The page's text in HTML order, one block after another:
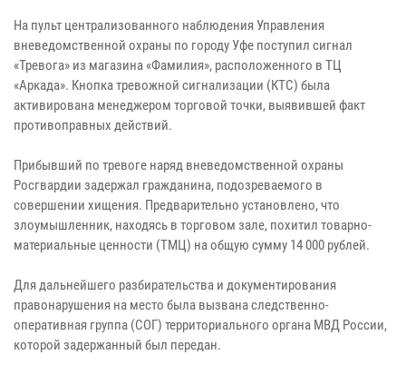
На пульт централизованного наблюдения Управления
вневедомственной охраны по городу Уфе поступил сигнал
«Тревога» из магазина «Фамилия», расположенного в ТЦ
«Аркада». Кнопка тревожной сигнализации (КТС) была
активирована менеджером торговой точки, выявившей факт
противоправных действий.
Прибывший по тревоге наряд вневедомственной охраны
Росгвардии задержал гражданина, подозреваемого в
совершении хищения. Предварительно установлено, что
злоумышленник, находясь в торговом зале, похитил товарно-
материальные ценности (ТМЦ) на общую сумму 14 000 рублей.
Для дальнейшего разбирательства и документирования
правонарушения на место была вызвана следственно-
оперативная группа (СОГ) территориального органа МВД России,
которой задержанный был передан.